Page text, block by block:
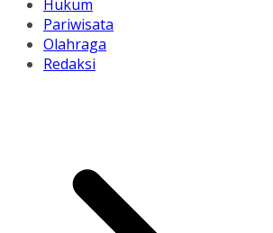
Hukum
Pariwisata
Olahraga
Redaksi